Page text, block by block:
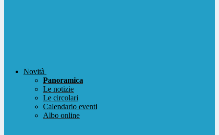
Novità
Panoramica
Le notizie
Le circolari
Calendario eventi
Albo online